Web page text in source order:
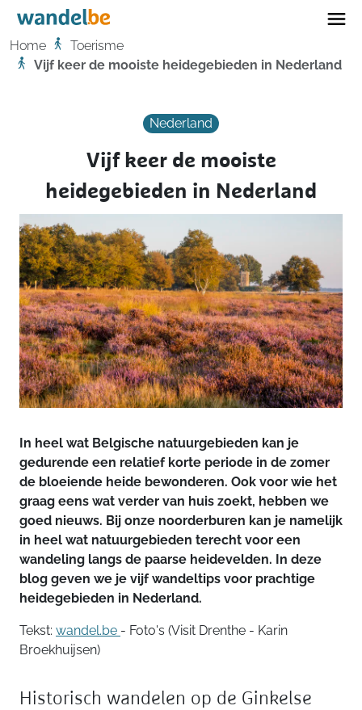
Home
Home
Toerisme
Vijf keer de mooiste heidegebieden in Nederland
Nederland
Vijf keer de mooiste
heidegebieden in Nederland
In heel wat Belgische natuurgebieden kan je
gedurende een relatief korte periode in de zomer
de bloeiende heide bewonderen. Ook voor wie het
graag eens wat verder van huis zoekt, hebben we
goed nieuws. Bij onze noorderburen kan je namelijk
in heel wat natuurgebieden terecht voor een
wandeling langs de paarse heidevelden. In deze
blog geven we je vijf wandeltips voor prachtige
heidegebieden in Nederland.
Tekst: wandel.be - Foto's (Visit Drenthe - Karin
Broekhuijsen)
Historisch wandelen op de Ginkelse